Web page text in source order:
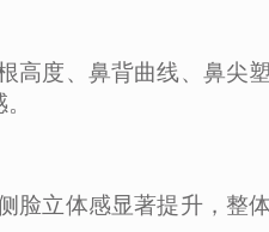
高度、鼻背曲线、鼻尖
脸立体感显著提升，整